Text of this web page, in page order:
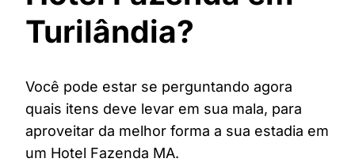
Turilândia?
Você pode estar se perguntando agora
quais itens deve levar em sua mala, para
aproveitar da melhor forma a sua estadia em
um Hotel Fazenda MA.